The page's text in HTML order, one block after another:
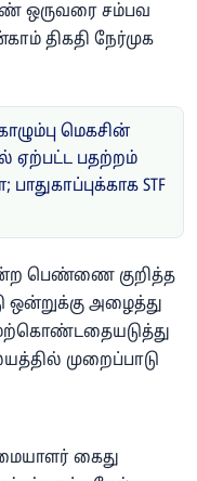
ஒருவரை சம்பவ
திகதி நேர்முக
மெகசின்
ஏற்பட்ட பதற்றம்
பாதுகாப்புக்காக STF
பெண்ணை குறித்த
ஒன்றுக்கு அழைத்து
முறைப்பாடு
கைது